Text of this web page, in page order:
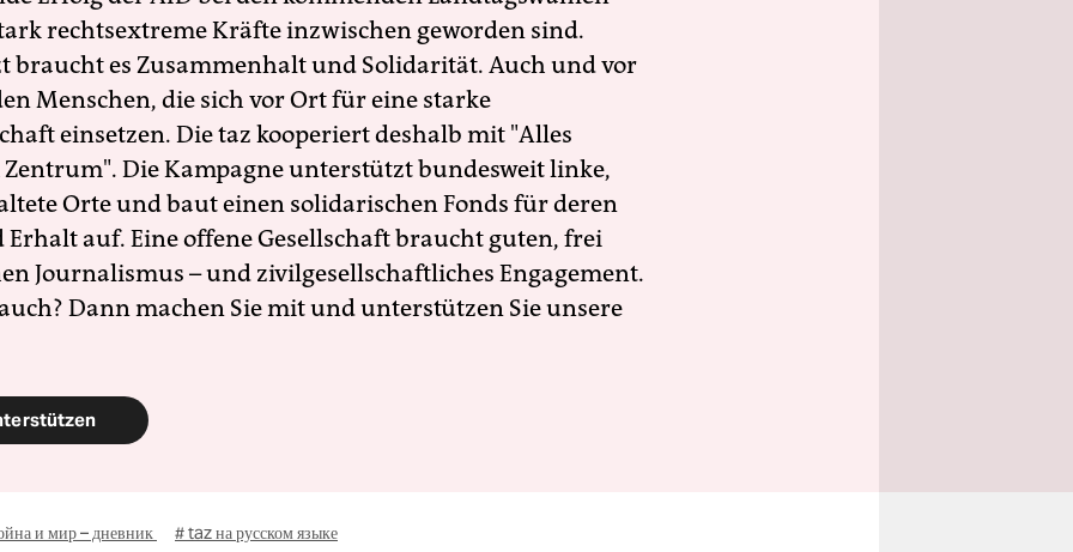
rechtsextreme Kräfte inzwischen geworden sind.
braucht es Zusammenhalt und Solidarität. Auch und vor
Menschen, die sich vor Ort für eine starke
einsetzen. Die taz kooperiert deshalb mit "Alles
Die Kampagne unterstützt bundesweit linke,
Orte und baut einen solidarischen Fonds für deren
Erhalt auf. Eine offene Gesellschaft braucht guten, frei
Journalismus – und zivilgesellschaftliches Engagement.
Dann machen Sie mit und unterstützen Sie unsere
и мир – дневник # taz на русском языке